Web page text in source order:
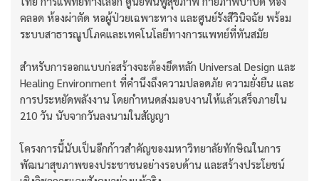
คลอด ห้องผ่าตัด หอผู้ป่วยเฉพาะทาง และศูนย์รังสีวินิจฉัย พร้อม
ระบบสาธารณูปโภคและเทคโนโลยีทางการแพทย์ที่ทันสมัย
สำหรับการออกแบบก่อสร้างจะต้องยึดหลัก Universal Design และ
Healing Environment ที่คำนึงถึงความปลอดภัย ความยั่งยืน และ
การประหยัดพลังงาน โดยกำหนดส่งมอบงานให้แล้วเสร็จภายใน
210 วัน นับจากวันลงนามในสัญญา
โครงการนี้นับเป็นอีกก้าวสำคัญของมหาวิทยาลัยทักษิณในการ
พัฒนาสุขภาพของประชาชนอย่างรอบด้าน และสร้างประโยชน์